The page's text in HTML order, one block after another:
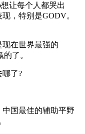
让每个人都哭出
，特别是GODV。
在世界最强的
了。
了?
国最佳的辅助平野